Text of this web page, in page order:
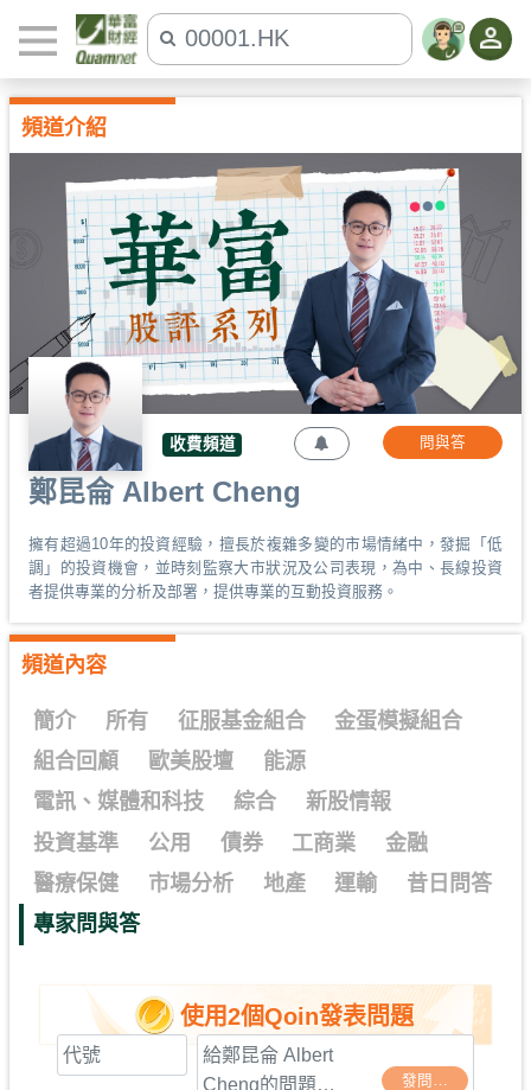
頻道介紹
收費頻道 問與答
鄭昆侖 Albert Cheng
擁有超過10年的投資經驗，擅長於複雜多變的市場情緒中，發掘「低
調」的投資機會，並時刻監察大市狀況及公司表現，為中、長線投資
者提供專業的分析及部署，提供專業的互動投資服務。
頻道內容
簡介 所有 征服基金組合
金蛋模擬組合
組合回顧
歐美股壇
能源
電訊、媒體和科技
綜合
新股情報
投資基準
公用 債券 工商業
金融
醫療保健
市場分析 地產 運輸
昔日問答
專家問與答
使用2個Qoin發表問題
發問